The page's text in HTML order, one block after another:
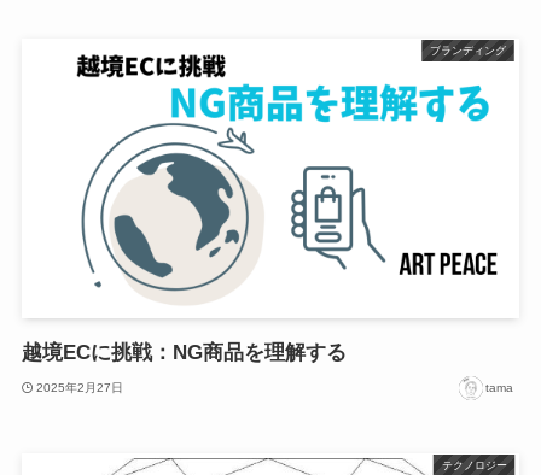
ブランディング
越境ECに挑戦：NG商品を理解する
2025年2月27日 tama
テクノロジー